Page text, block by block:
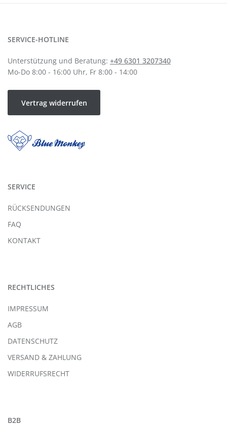
SERVICE-HOTLINE
Unterstützung und Beratung: +49 6301 3207340
Mo-Do 8:00 - 16:00 Uhr, Fr 8:00 - 14:00
Vertrag widerrufen
SERVICE
RÜCKSENDUNGEN
FAQ
KONTAKT
RECHTLICHES
IMPRESSUM
AGB
DATENSCHUTZ
VERSAND & ZAHLUNG
WIDERRUFSRECHT
B2B